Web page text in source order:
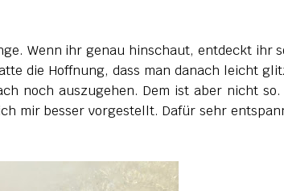
Wenn ihr genau hinschaut, entdeckt ihr
die Hoffnung, dass man danach leicht
noch auszugehen. Dem ist aber nicht so.
mir besser vorgestellt. Dafür sehr